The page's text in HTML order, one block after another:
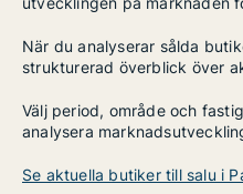
När du analyserar sålda
strukturerad överblick över
Välj period, område och
analysera
Se aktuella butiker till salu i